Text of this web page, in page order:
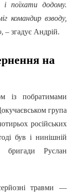
і поїхати додому.
командир взводу,
, – згадує Андрій.
на
із побратимами
група
російських
був і нинішній
бригади Руслан
травми —